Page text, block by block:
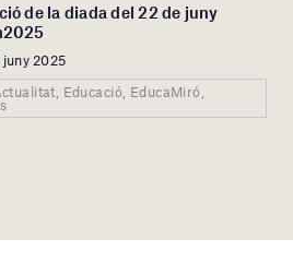
de la diada del 22 de juny
juny 2025
Educació, EducaMiró,